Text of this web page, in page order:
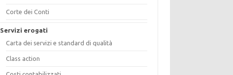
Corte dei Conti
Servizi erogati
Carta dei servizi e standard di qualità
Class action